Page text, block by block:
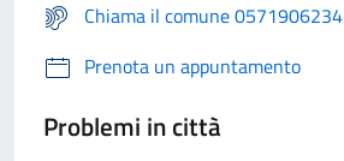
Chiama il comune 0571906234
Prenota un appuntamento
Problemi in città